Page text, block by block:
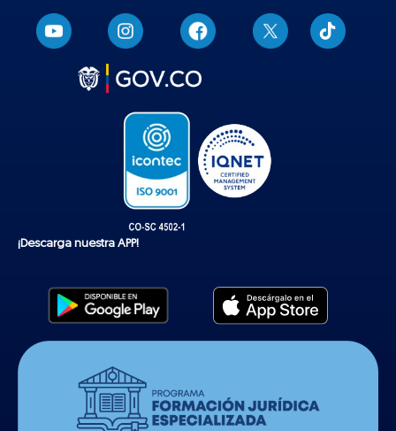
T
i
k
¡Descarga nuestra APP!